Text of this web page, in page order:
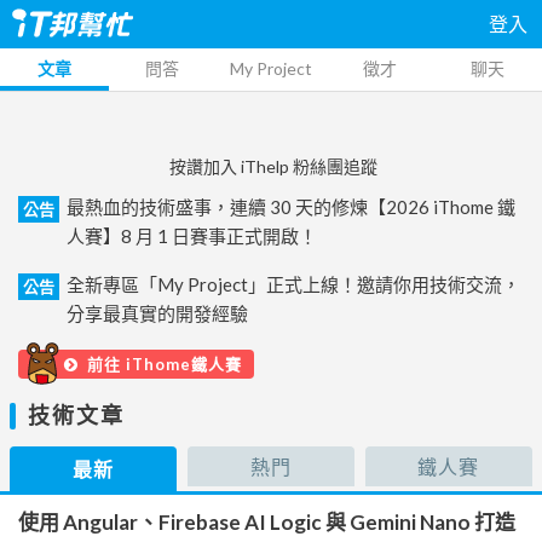
登入
文章 問答 My Project 徵才 聊天
按讚加入 iThelp 粉絲團追蹤
公告
最熱血的技術盛事，連續 30 天的修煉【2026 iThome 鐵
人賽】8 月 1 日賽事正式開啟！
公告
全新專區「My Project」正式上線！邀請你用技術交流，
分享最真實的開發經驗
前往 iThome鐵人賽
技術文章
最新 熱門 鐵人賽
使用 Angular、Firebase AI Logic 與 Gemini Nano 打造